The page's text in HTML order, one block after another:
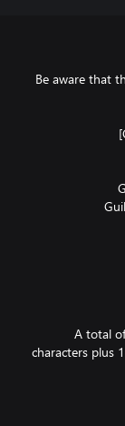
*Be aware that
A total
characters plus